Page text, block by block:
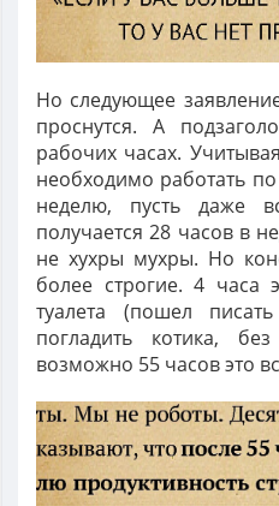
Но следующее
проснутся. А
рабочих часах.
необходимо работать
неделю, пусть даже
получается 28 часов в
не хухры мухры. Но
более строгие. 4 часа
туалета (пошел
погладить котика,
возможно 55 часов это